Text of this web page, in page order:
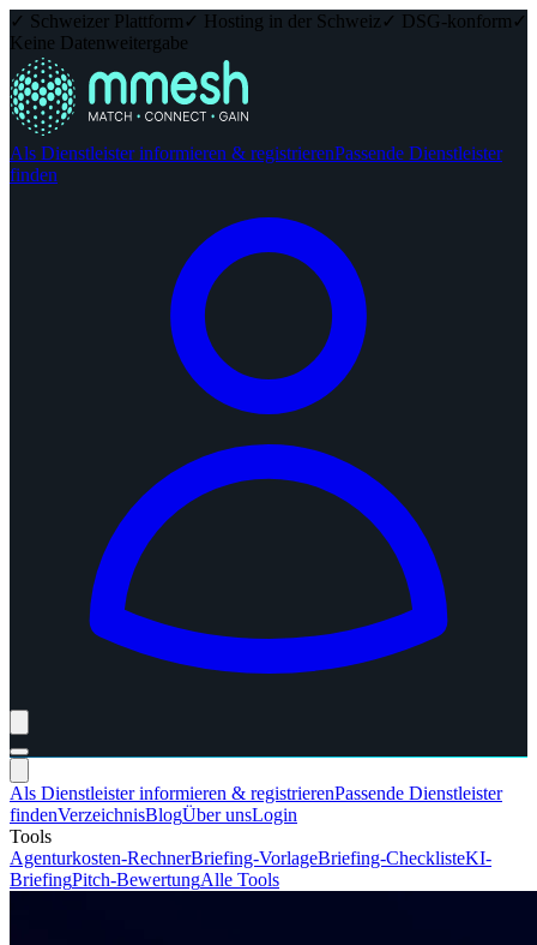
✓ Schweizer Plattform ✓ Hosting in der Schweiz ✓ DSG-konform ✓
Keine Datenweitergabe
Als Dienstleister informieren & registrierenPassende Dienstleister
finden
Als Dienstleister informieren & registrierenPassende Dienstleister
findenVerzeichnisBlogÜber unsLogin
Tools
Agenturkosten-RechnerBriefing-VorlageBriefing-ChecklisteKI-
BriefingPitch-BewertungAlle Tools